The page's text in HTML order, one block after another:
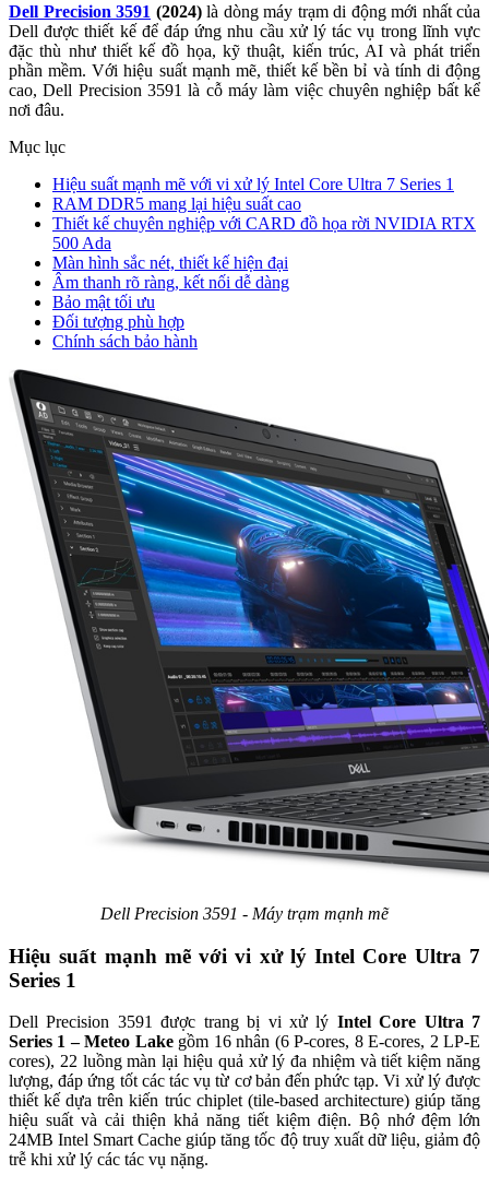
Dell Precision 3591 (2024)là dòng máy trạm di động mới nhất của
Dell được thiết kế để đáp ứng nhu cầu xử lý tác vụ trong lĩnh vực
đặc thù như thiết kế đồ họa, kỹ thuật, kiến trúc, AI và phát triển
phần mềm. Với hiệu suất mạnh mẽ, thiết kế bền bỉ và tính di động
cao, Dell Precision 3591 là cỗ máy làm việc chuyên nghiệp bất kể
nơi đâu.
Mục lục
Hiệu suất mạnh mẽ với vi xử lý Intel Core Ultra 7 Series 1
RAM DDR5 mang lại hiệu suất cao
Thiết kế chuyên nghiệp với CARD đồ họa rời NVIDIA RTX
500 Ada
Màn hình sắc nét, thiết kế hiện đại
Âm thanh rõ ràng, kết nối dễ dàng
Bảo mật tối ưu
Đối tượng phù hợp
Chính sách bảo hành
Dell Precision 3591 - Máy trạm mạnh mẽ
Hiệu suất mạnh mẽ với vi xử lý Intel Core Ultra 7
Series 1
Dell Precision 3591 được trang bị vi xử lý Intel Core Ultra 7
Series 1 – Meteo Lakegồm 16 nhân (6 P-cores, 8 E-cores, 2 LP-E
cores), 22 luồng màn lại hiệu quả xử lý đa nhiệm và tiết kiệm năng
lượng, đáp ứng tốt các tác vụ từ cơ bản đến phức tạp. Vi xử lý được
thiết kế dựa trên kiến trúc chiplet (tile-based architecture) giúp tăng
hiệu suất và cải thiện khả năng tiết kiệm điện. Bộ nhớ đệm lớn
24MB Intel Smart Cache giúp tăng tốc độ truy xuất dữ liệu, giảm độ
trễ khi xử lý các tác vụ nặng.